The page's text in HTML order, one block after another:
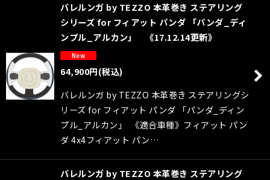
バレルンガ by TEZZO 本革巻き ステアリング
シリーズ for フィアット パンダ 「パンダ_ディ
ンプル_アルカン」 《17.12.14更新》
64,900円(税込)
バレルンガ by TEZZO 本革巻き ステアリングシ
リーズ for フィアット パンダ 「パンダ_ディン
プル_アルカン」 《適合車種》フィアット パン
ダ 4x4フィアット パン…
バレルンガ by TEZZO 本革巻き ステアリング